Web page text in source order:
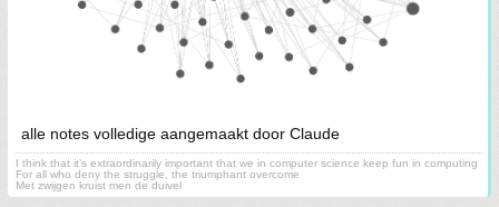
alle notes volledige aangemaakt door Claude
I think that it’s extraordinarily important that we in computer science keep fun in computing
For all who deny the struggle, the triumphant overcome
Met zwijgen kruist men de duivel